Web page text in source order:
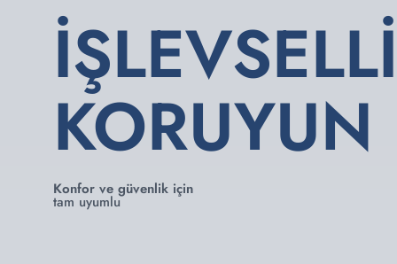
KORUYUN
Konfor ve güvenlik için
tam uyumlu